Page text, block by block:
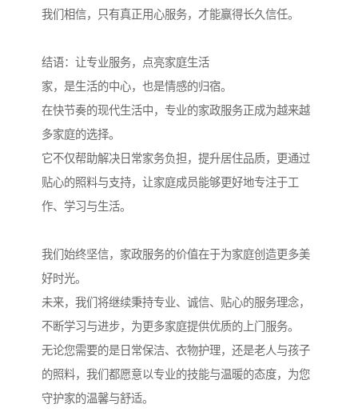
我们相信，只有真正用心服务，才能赢得长久信任。
结语：让专业服务，点亮家庭生活
家，是生活的中心，也是情感的归宿。
在快节奏的现代生活中，专业的家政服务正成为越来越
多家庭的选择。
它不仅帮助解决日常家务负担，提升居住品质，更通过
贴心的照料与支持，让家庭成员能够更好地专注于工
作、学习与生活。
我们始终坚信，家政服务的价值在于为家庭创造更多美
好时光。
未来，我们将继续秉持专业、诚信、贴心的服务理念，
不断学习与进步，为更多家庭提供优质的上门服务。
无论您需要的是日常保洁、衣物护理，还是老人与孩子
的照料，我们都愿意以专业的技能与温暖的态度，为您
守护家的温馨与舒适。